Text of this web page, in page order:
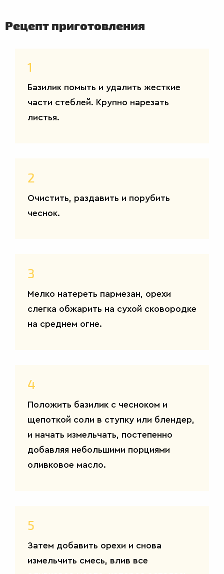
Рецепт приготовления
1
Базилик помыть и удалить жесткие
части стеблей. Крупно нарезать
листья.
2
Очистить, раздавить и порубить
чеснок.
3
Мелко натереть пармезан, орехи
слегка обжарить на сухой сковородке
на среднем огне.
4
Положить базилик с чесноком и
щепоткой соли в ступку или блендер,
и начать измельчать, постепенно
добавляя небольшими порциями
оливковое масло.
5
Затем добавить орехи и снова
измельчить смесь, влив все